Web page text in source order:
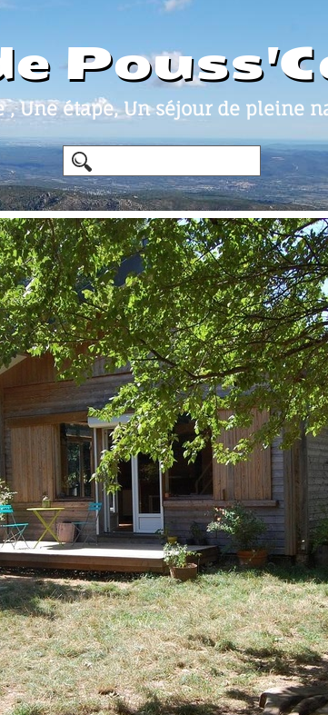
, Une étape, Un séjour de pleine